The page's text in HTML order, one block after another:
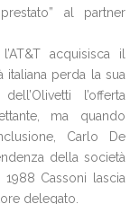
al partner
acquisisca il
perda la sua
l’offerta
ma quando
Carlo De
della società
Cassoni lascia
delegato.